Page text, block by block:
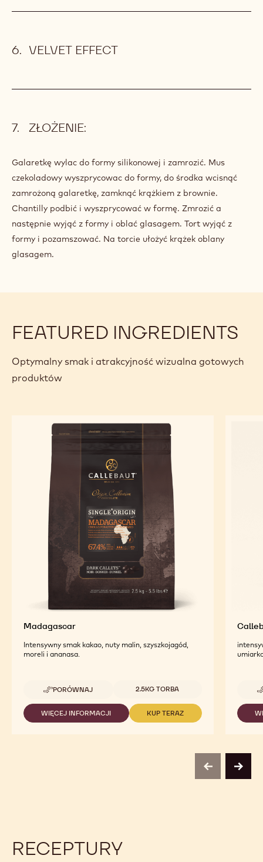
VELVET EFFECT
ZŁOŻENIE:
Galaretkę wylac do formy silikonowej i zamrozić. Mus
czekoladowy wyszprycowac do formy, do środka wcisnąć
zamrożoną galaretkę, zamknąć krążkiem z brownie.
Chantilly podbić i wyszprycować w formę. Zmrozić a
następnie wyjąć z formy i oblać glasagem. Tort wyjąć z
formy i pozamszować. Na torcie ułożyć krążek oblany
glasagem.
FEATURED INGREDIENTS
Optymalny smak i atrakcyjność wizualna gotowych
produktów
Madagascar
Intensywny smak kakao, nuty malin, szyszkojagód,
moreli i ananasa.
PORÓWNAJ
-
MADAGASCAR
Dostępne opakowania
2.5KG TORBA
WIĘCEJ INFORMACJI
-
KUP TERAZ
-
previousnext
RECEPTURY